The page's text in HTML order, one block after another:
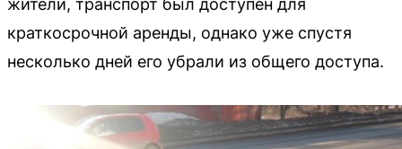
жители, транспорт был доступен для
краткосрочной аренды, однако уже спустя
несколько дней его убрали из общего доступа.